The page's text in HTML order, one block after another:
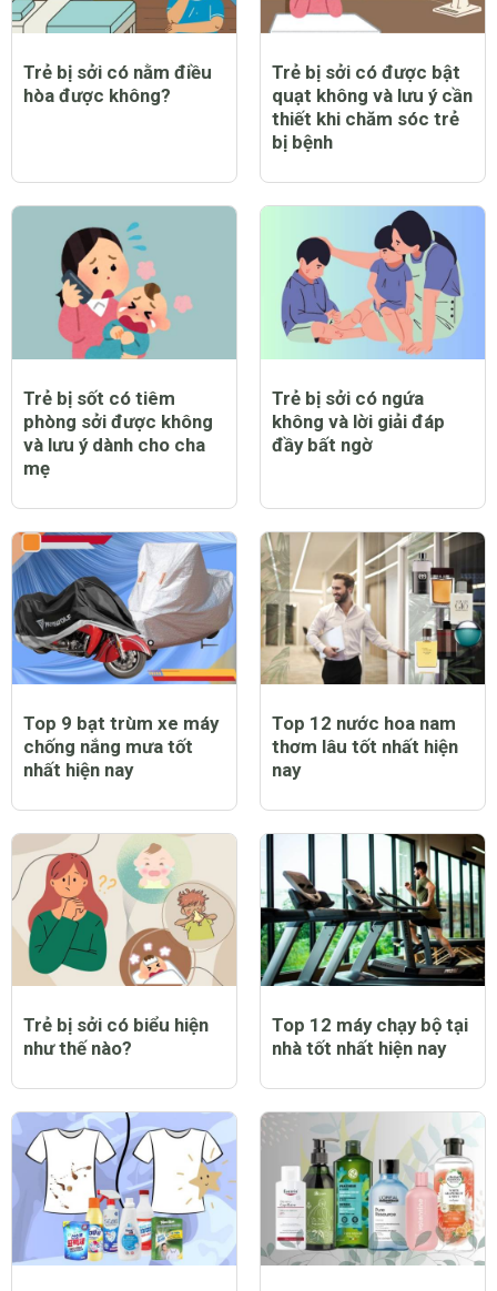
Trẻ bị sởi có nằm điều
hòa được không?
Trẻ bị sởi có được bật
quạt không và lưu ý cần
thiết khi chăm sóc trẻ
bị bệnh
Trẻ bị sốt có tiêm
phòng sởi được không
và lưu ý dành cho cha
mẹ
Trẻ bị sởi có ngứa
không và lời giải đáp
đầy bất ngờ
Top 9 bạt trùm xe máy
chống nắng mưa tốt
nhất hiện nay
Top 12 nước hoa nam
thơm lâu tốt nhất hiện
nay
Trẻ bị sởi có biểu hiện
như thế nào?
Top 12 máy chạy bộ tại
nhà tốt nhất hiện nay